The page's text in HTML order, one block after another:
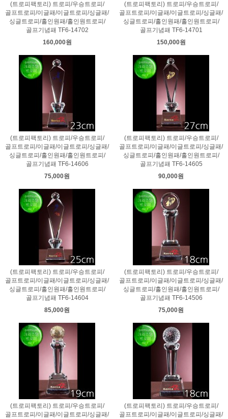
(트로피팩토리) 트로피/우승트로피/
골프트로피/이글패/이글트로피/싱글패/
싱글트로피/홀인원패/홀인원트로피/
골프기념패 TF6-14702
160,000원
(트로피팩토리) 트로피/우승트로피/
골프트로피/이글패/이글트로피/싱글패/
싱글트로피/홀인원패/홀인원트로피/
골프기념패 TF6-14701
150,000원
(트로피팩토리) 트로피/우승트로피/
골프트로피/이글패/이글트로피/싱글패/
싱글트로피/홀인원패/홀인원트로피/
골프기념패 TF6-14606
75,000원
(트로피팩토리) 트로피/우승트로피/
골프트로피/이글패/이글트로피/싱글패/
싱글트로피/홀인원패/홀인원트로피/
골프기념패 TF6-14605
90,000원
(트로피팩토리) 트로피/우승트로피/
골프트로피/이글패/이글트로피/싱글패/
싱글트로피/홀인원패/홀인원트로피/
골프기념패 TF6-14604
85,000원
(트로피팩토리) 트로피/우승트로피/
골프트로피/이글패/이글트로피/싱글패/
싱글트로피/홀인원패/홀인원트로피/
골프기념패 TF6-14506
75,000원
(트로피팩토리) 트로피/우승트로피/
골프트로피/이글패/이글트로피/싱글패/
(트로피팩토리) 트로피/우승트로피/
골프트로피/이글패/이글트로피/싱글패/